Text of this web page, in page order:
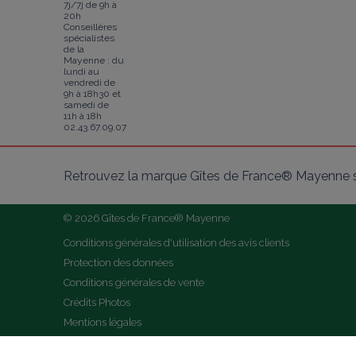
7j/7j de 9h à
20h
Conseillères
spécialistes
de la
Mayenne : du
lundi au
vendredi de
9h à 18h30 et
samedi de
11h à 18h
02.43.67.09.07
Retrouvez la marque Gîtes de France® Mayenne
© 2026 Gîtes de France® Mayenne
Conditions générales d'utilisation des avis clients
Protection des données
Conditions générales de vente
Crédits Photos
Mentions légales